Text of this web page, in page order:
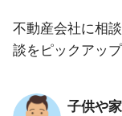
不動産会社に相
談をピックアップ
子供や